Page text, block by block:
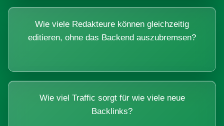
Wie viele Redakteure können gleichzeitig
editieren, ohne das Backend auszubremsen?
Wie viel Traffic sorgt für wie viele neue
Backlinks?